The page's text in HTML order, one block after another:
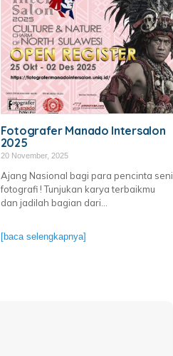
Fotografer Manado Intersalon
2025
20 November, 2025
Ajang Nasional bagi para pencinta seni
fotografi ! Tunjukan karya terbaikmu
dan jadilah bagian dari...
[baca selengkapnya]